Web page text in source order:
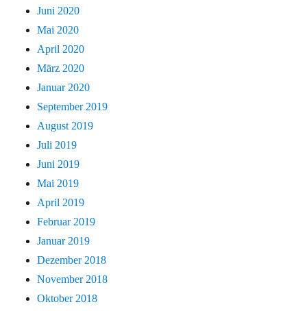
Juni 2020
Mai 2020
April 2020
März 2020
Januar 2020
September 2019
August 2019
Juli 2019
Juni 2019
Mai 2019
April 2019
Februar 2019
Januar 2019
Dezember 2018
November 2018
Oktober 2018